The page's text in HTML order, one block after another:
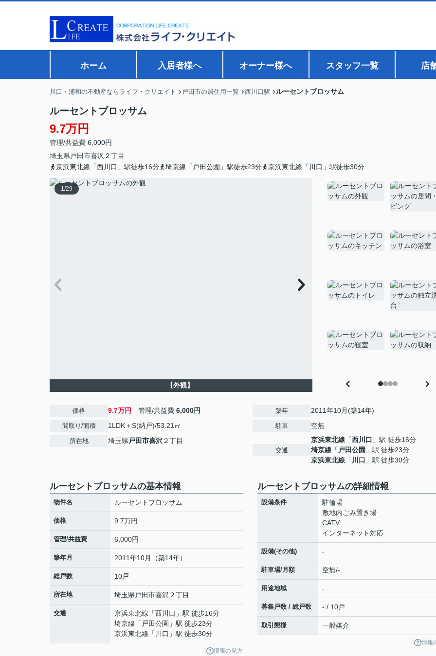
ホーム 入居者様へ オーナー様へ スタッフ一覧 店
川口・浦和の不動産ならライフ・クリエイト 戸田市の居住用一覧 西川口駅 ルーセントブロッサム
ルーセントブロッサム
9.7万円
管理/共益費 6,000円
埼玉県 戸田市喜沢 ２丁目
京浜東北線「西川口」駅徒歩16分
埼京線「戸田公園」駅徒歩23分 京浜東北線「川口」駅徒歩30分
1 /29
【外観】
価格 9.7万円 管理/共益費 6,000円
間取り/面積 1LDK＋S(納戸)/53.21㎡
所在地 埼玉県 戸田市喜沢 ２丁目
築年 2011年10月(築14年)
駐車 空無
交通
京浜東北線 「西川口 」駅 徒歩16分
埼京線 「 戸田公園 」駅 徒歩23分
京浜東北線 「川口 」駅 徒歩30分
ルーセントブロッサムの基本情報
物件名 ルーセントブロッサム
価格 9.7万円
管理/共益費 6,000円
築年月 2011年10月（築14年）
総戸数 10戸
所在地 埼玉県 戸田市喜沢 ２丁目
交通 京浜東北線 「西川口 」駅 徒歩16分
埼京線 「 戸田公園 」駅 徒歩23分
京浜東北線 「 川口 」駅 徒歩30分
情報の見方
ルーセントブロッサムの詳細情報
設備条件
駐輪場
敷地内ごみ置き場
CATV
インターネット対応
設備(その他) -
駐車場/月額 空無/-
用途地域 -
募集戸数 / 総戸数 - / 10戸
取引態様 一般媒介
情報